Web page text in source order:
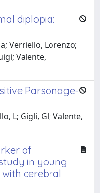
diplopia:
Verriello, Lorenzo;
Valente,
Parsonage-
L; Gigli, Gl; Valente,
of
in young
cerebral